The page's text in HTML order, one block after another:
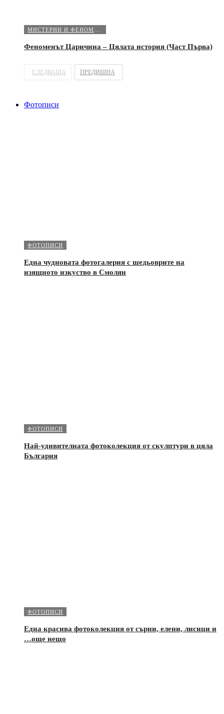
Феноменът Царичина – Цялата история (Част Първа)
СЛЕДВАЩА ПРЕДИШНА
Фотописи
ФОТОПИСИ
Една чудновата фотогалерия с шедьоврите на
изящното изкуство в Смолян
ФОТОПИСИ
Най-удивителната фотоколекция от скулптури в цяла
България
ФОТОПИСИ
Една красива фотоколекция от сърни, елени, лисици и
…още нещо